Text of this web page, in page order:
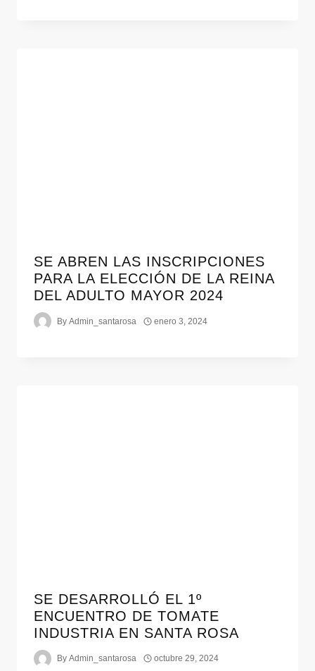
SE ABREN LAS INSCRIPCIONES
PARA LA ELECCIÓN DE LA REINA
DEL ADULTO MAYOR 2024
By Admin_santarosa enero 3, 2024
SE DESARROLLÓ EL 1º
ENCUENTRO DE TOMATE
INDUSTRIA EN SANTA ROSA
By Admin_santarosa octubre 29, 2024